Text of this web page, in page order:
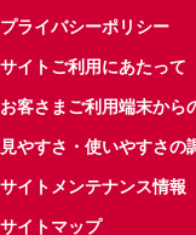
プライバシーポリシー
サイトご利用にあたって
お客さまご利用端末から
見やすさ・使いやすさの
サイトメンテナンス情報
サイトマップ